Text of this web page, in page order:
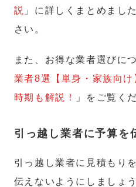
説 」に詳しくまとめまし
さい。
また、お得な業者選びに
業者8選【単身・家族向
時期も解説！
」をご覧く
引っ越し業者に予算を
引っ越し業者に見積もり
伝えないようにしましょ